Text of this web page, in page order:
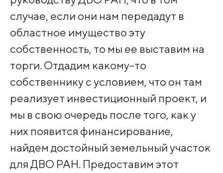
случае, если они нам передадут в
областное имущество эту
собственность, то мы ее выставим на
торги. Отдадим какому-то
собственнику с условием, что он там
реализует инвестиционный проект, и
мы в свою очередь после того, как у
них появится финансирование,
найдем достойный земельный участок
для ДВО РАН. Предоставим этот